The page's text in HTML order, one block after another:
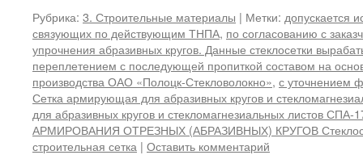
Рубрика: 3. Строительные материалы | Метки: допускается
связующих по действующим ТНПА, по согласованию с
упрочнения абразивных кругов. Данные стеклосетки
переплетением с последующей пропиткой составом на
производства ОАО «Полоцк-Стекловолокно», с уточнением
Сетка армирующая для абразивных кругов и
для абразивных кругов и стекломагнезиальных листов СПА-
АРМИРОВАНИЯ ОТРЕЗНЫХ (АБРАЗИВНЫХ) КРУГОВ
строительная сетка | Оставить комментарий